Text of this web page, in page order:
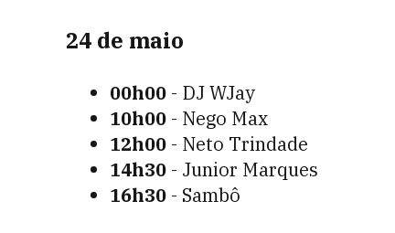
24 de maio
00h00 - DJ WJay
10h00 - Nego Max
12h00 - Neto Trindade
14h30 - Junior Marques
16h30 - Sambô